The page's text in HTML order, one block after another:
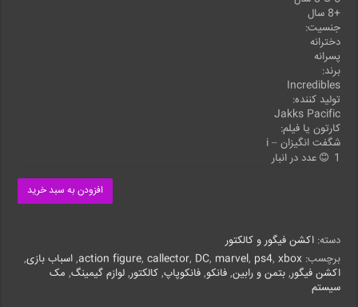
+8 سال
جنسیت:
دخترانه
پسرانه
برند:
Incredibles
تولید کننده:
Jakks Pacific
کارتون یا فیلم:
شگفت انگیزان – i
1 عدد در انبار
افزودن به سبد خرید
دسته:اکشن فیگور و کالکتور
برچسب:
action figure, callector, DC, marvel, ps4, xbox
,اسباب بازی,
اکشن فیگور,بتمن و رابین,فانکو,فانکوپاپ,کالکتور,لوازم گیمینگ, مک
سیستم